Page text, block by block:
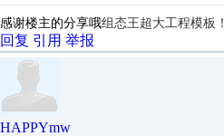
感谢楼主的分享哦组态王超大工程模板！
回复 引用 举报
HAPPYmw